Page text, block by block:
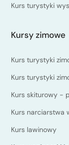
Kurs turystyki
Kursy zimowe
Kurs turystyki
Kurs turystyki
Kurs skiturowy -
Kurs narciarstwa
Kurs lawinowy